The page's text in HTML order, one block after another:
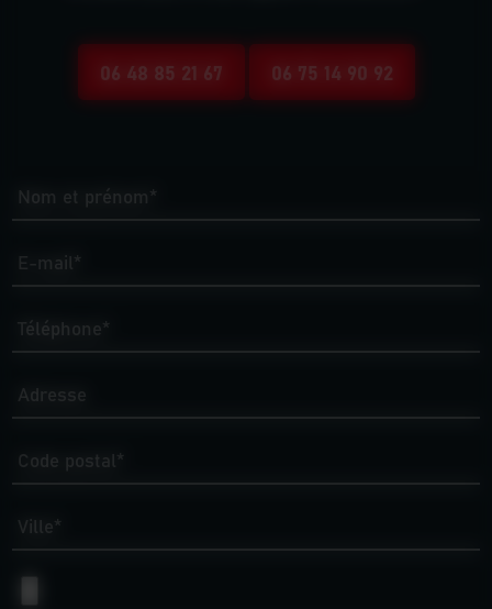
Nom et prénom*
E-mail*
Téléphone*
Adresse
Code postal*
Ville*
06 48 85 21 67 06 75 14 90 92